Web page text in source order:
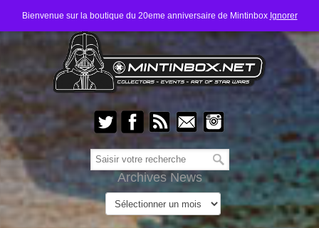
Bienvenue sur la boutique du 20eme anniversaire de Mintinbox Ignorer
Archives News